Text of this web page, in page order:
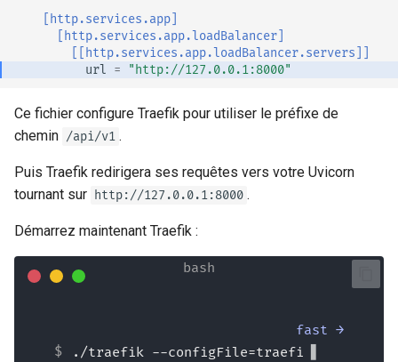
[http.services.app]
[http.services.app.loadBalancer]
[[http.services.app.loadBalancer.servers]]
url = "http://127.0.0.1:8000"
Ce fichier configure Traefik pour utiliser le préfixe de
chemin /api/v1 .
Puis Traefik redirigera ses requêtes vers votre Uvicorn
tournant sur http://127.0.0.1:8000 .
Démarrez maintenant Traefik :
fast →
./traefik --